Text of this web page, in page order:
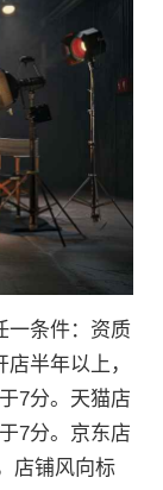
一条件：资质
半年以上，
7分。天猫店
7分。京东店
店铺风向标